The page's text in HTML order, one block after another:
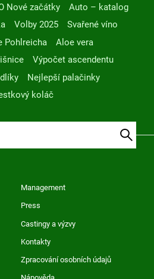
Nové začátky
Auto – katalog
Volby 2025
Svařené víno
Pohlreicha
Aloe vera
Výpočet ascendentu
Nejlepší palačinky
koláč
Management
Press
Castingy a výzvy
Kontakty
Zpracování osobních údajů